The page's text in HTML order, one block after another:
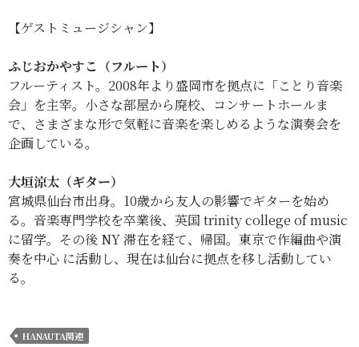
【ゲストミュージシャン】
ふじおかやすこ（フルート）
フルーティスト。2008年より盛岡市を拠点に「ことり音楽
会」を主宰。小さな部屋から廃校、コンサートホールま
で、さまざまな形で気軽に音楽を楽しめるような演奏会を
企画している。
大垣涼太（ギター）
宮城県仙台市出身。10歳から友人の影響でギターを始め
る。音楽専門学校を卒業後、英国 trinity college of music
に留学。その後 NY 滞在を経て、帰国。東京で作編曲や演
奏を中心 に活動し、現在は仙台に拠点を移し活動してい
る。
HANAUTA関連